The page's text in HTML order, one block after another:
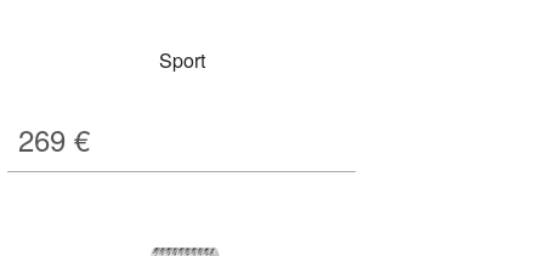
Sport
269 €